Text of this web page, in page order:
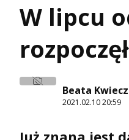
W lipcu
Beata
2021.02.10 20:59